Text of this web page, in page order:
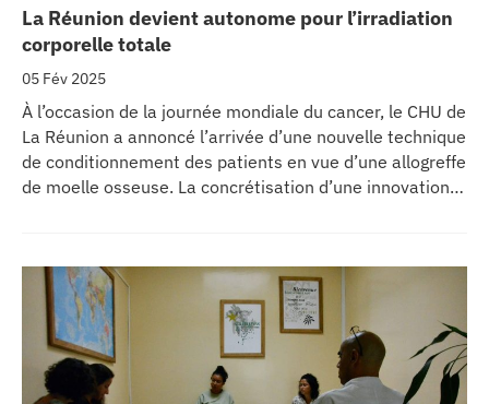
La Réunion devient autonome pour l’irradiation
corporelle totale
05 Fév 2025
À l’occasion de la journée mondiale du cancer, le CHU de
La Réunion a annoncé l’arrivée d’une nouvelle technique
de conditionnement des patients en vue d’une allogreffe
de moelle osseuse. La concrétisation d’une innovation